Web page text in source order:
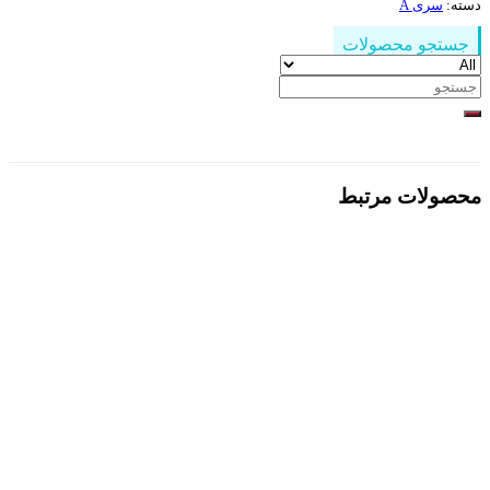
دسته: سری A
جستجو محصولات
جستجو
محصولات مرتبط